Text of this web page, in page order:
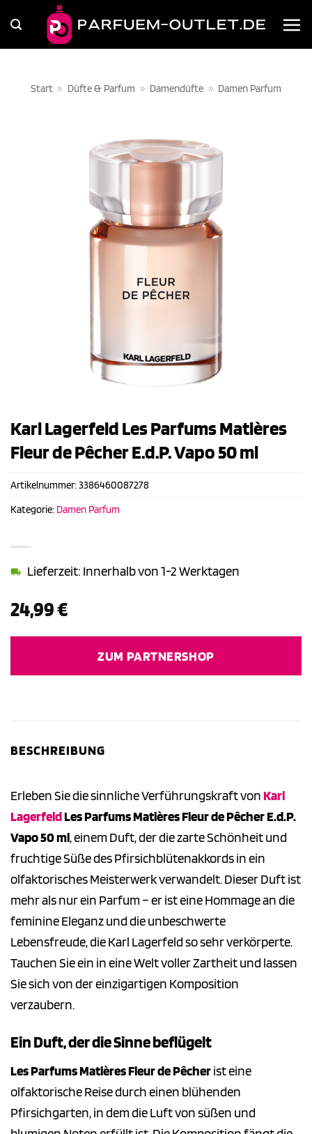
Inhalt
springen
Start » Düfte & Parfum » Damendüfte » Damen Parfum
Karl Lagerfeld Les Parfums Matières
Fleur de Pêcher E.d.P. Vapo 50 ml
24,99€
Lieferzeit: Innerhalb von 1-2 Werktagen
ZUM PARTNERSHOP
Artikelnummer: 3386460087278
Kategorie: Damen Parfum
BESCHREIBUNG
Erleben Sie die sinnliche Verführungskraft vonKarl
LagerfeldLes Parfums Matières Fleur de Pêcher E.d.P.
Vapo 50 ml, einem Duft, der die zarte Schönheit und
fruchtige Süße des Pfirsichblütenakkords in ein
olfaktorisches Meisterwerk verwandelt. Dieser Duft ist
mehr als nur ein Parfum – er ist eine Hommage an die
feminine Eleganz und die unbeschwerte
Lebensfreude, die Karl Lagerfeld so sehr verkörperte.
Tauchen Sie ein in eine Welt voller Zartheit und lassen
Sie sich von der einzigartigen Komposition
verzaubern.
Ein Duft, der die Sinne beflügelt
Les Parfums Matières Fleur de Pêcherist eine
olfaktorische Reise durch einen blühenden
Pfirsichgarten, in dem die Luft von süßen und